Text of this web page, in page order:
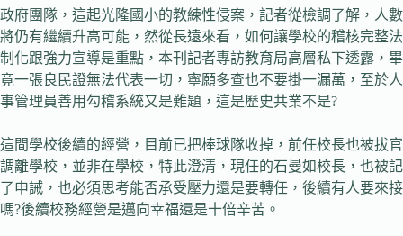
政府團隊，這起光隆國小的教練性侵案，記者從檢調了解，人數
將仍有繼續升高可能，然從長遠來看，如何讓學校的稽核完整法
制化跟強力宣導是重點，本刊記者專訪教育局高層私下透露，畢
竟一張良民證無法代表一切，寧願多查也不要掛一漏萬，至於人
事管理員善用勾稽系統又是難題，這是歷史共業不是?
這間學校後續的經營，目前已把棒球隊收掉，前任校長也被拔官
調離學校，並非在學校，特此澄清，現任的石曼如校長，也被記
了申誡，也必須思考能否承受壓力還是要轉任，後續有人要來接
嗎?後續校務經營是邁向幸福還是十倍辛苦。